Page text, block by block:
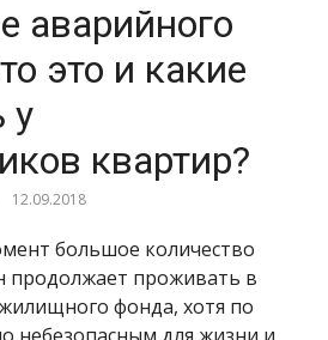
аварийного
это и какие
у
квартир?
12.09.2018
большое количество
продолжает проживать в
фонда, хотя по